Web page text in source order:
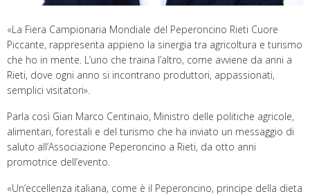
«La Fiera Campionaria Mondiale del Peperoncino Rieti Cuore
Piccante, rappresenta appieno la sinergia tra agricoltura e turismo
che ho in mente. L’uno che traina l’altro, come avviene da anni a
Rieti, dove ogni anno si incontrano produttori, appassionati,
semplici visitatori».
Parla così Gian Marco Centinaio, Ministro delle politiche agricole,
alimentari, forestali e del turismo che ha inviato un messaggio di
saluto all’Associazione Peperoncino a Rieti, da otto anni
promotrice dell’evento.
«Un’eccellenza italiana, come è il Peperoncino, principe della dieta